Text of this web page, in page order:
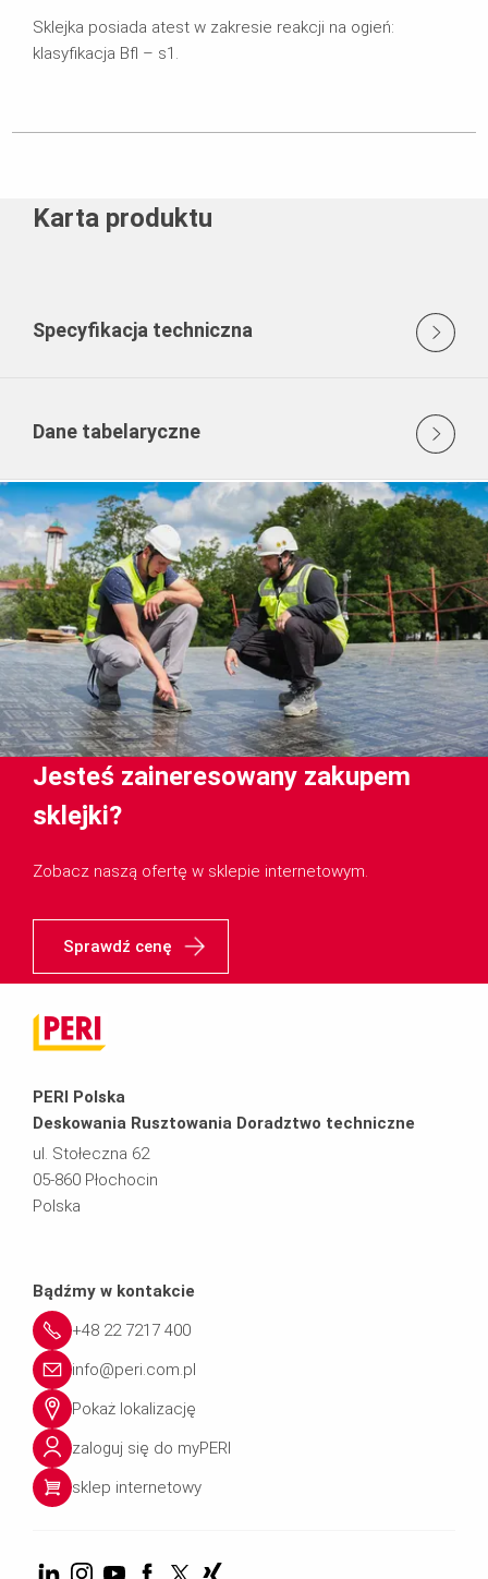
Sklejka posiada atest w zakresie reakcji na ogień:
klasyfikacja Bfl – s1.
Karta produktu
Specyfikacja techniczna
Dane tabelaryczne
Jesteś zaineresowany zakupem
sklejki?
Zobacz naszą ofertę w sklepie internetowym.
Sprawdź cenę
PERI Polska
Deskowania Rusztowania Doradztwo techniczne
ul. Stołeczna 62
05-860 Płochocin
Polska
Bądźmy w kontakcie
+48 22 7217 400
info@peri.com.pl
Pokaż lokalizację
zaloguj się do myPERI
sklep internetowy